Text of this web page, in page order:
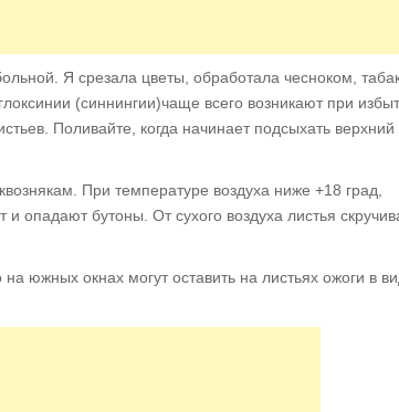
Я срезала цветы, обработала чес­ноком,
(синнингии)ча­ще всего возникают при
Поливайте, когда начинает подсыхать верхний
При температуре воздуха ниже +18 град,
опадают бутоны. От сухого воздуха листья
южных окнах могут оставить на листьях ожоги в